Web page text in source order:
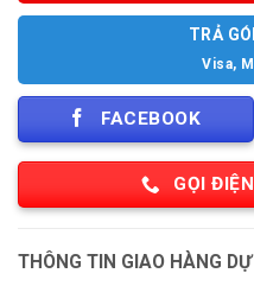
TRẢ
Visa,
FACEBOOK
GỌI
THÔNG TIN GIAO HÀNG DỰ